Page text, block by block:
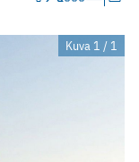
Kuva 1 / 1